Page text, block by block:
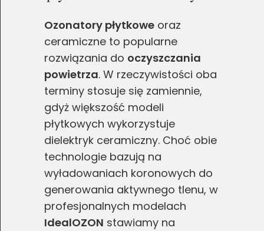
Ozonatory płytkowe oraz
ceramiczne to popularne
rozwiązania do oczyszczania
powietrza. W rzeczywistości oba
terminy stosuje się zamiennie,
gdyż większość modeli
płytkowych wykorzystuje
dielektryk ceramiczny. Choć obie
technologie bazują na
wyładowaniach koronowych do
generowania aktywnego tlenu, w
profesjonalnych modelach
IdealOZON stawiamy na
analizy ruchu na stronie.
Dostosuj Zezwól na wszystkie